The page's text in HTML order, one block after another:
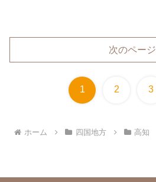
次のページ
1 2 3
ホーム 四国地方 高知